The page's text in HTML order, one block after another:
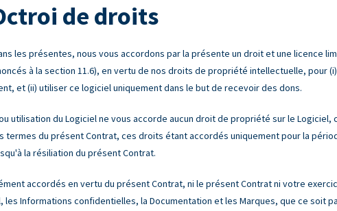
de droits
les présentes, nous vous accordons par la présente un droit et une licence
à la section 11.6), en vertu de nos droits de propriété intellectuelle, pour
et (ii) utiliser ce logiciel uniquement dans le but de recevoir des dons.
utilisation du Logiciel ne vous accorde aucun droit de propriété sur le Logiciel,
du présent Contrat, ces droits étant accordés uniquement pour la
la résiliation du présent Contrat.
accordés en vertu du présent Contrat, ni le présent Contrat ni votre
Informations confidentielles, la Documentation et les Marques, que ce soit